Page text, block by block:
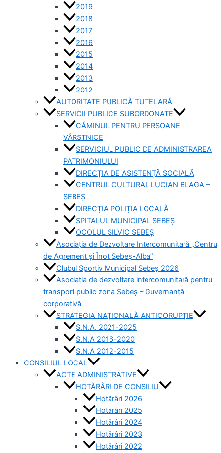
2019
2018
2017
2016
2015
2014
2013
2012
AUTORITATE PUBLICĂ TUTELARĂ
SERVICII PUBLICE SUBORDONATE
CĂMINUL PENTRU PERSOANE
VÂRSTNICE
SERVICIUL PUBLIC DE ADMINISTRAREA
PATRIMONIULUI
DIRECȚIA DE ASISTENȚĂ SOCIALĂ
CENTRUL CULTURAL LUCIAN BLAGA –
SEBEȘ
DIRECȚIA POLIȚIA LOCALĂ
SPITALUL MUNICIPAL SEBEȘ
OCOLUL SILVIC SEBEȘ
Asociația de Dezvoltare Intercomunitară „Centru
de Agrement și Înot Sebeș-Alba”
Clubul Sportiv Municipal Sebeș 2026
Asociația de dezvoltare intercomunitară pentru
transport public zona Sebeș – Guvernanță
corporativă
STRATEGIA NAȚIONALĂ ANTICORUPȚIE
S.N.A. 2021-2025
S.N.A 2016-2020
S.N.A 2012-2015
CONSILIUL LOCAL
ACTE ADMINISTRATIVE
HOTĂRÂRI DE CONSILIU
Hotărâri 2026
Hotărâri 2025
Hotărâri 2024
Hotărâri 2023
Hotărâri 2022